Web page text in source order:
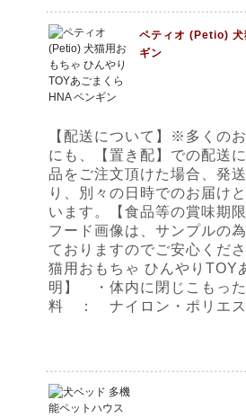
ペティオ (Petio) 犬
ギン
【配送について】※多くの
にも、【置き配】での配送
品をご注文頂けた場合、発
り、別々の日時でのお届け
います。【食品等の賞味期
フード画像は、サンプルの
ておりますのでご安心くだ
猫用おもちゃ ひんやりTOY
明】 ・体内に閉じこもっ
料 ： ナイロン・ポリエス